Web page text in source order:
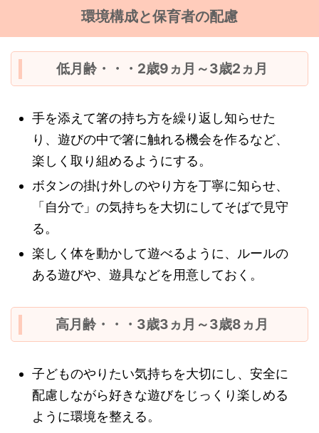
環境構成と保育者の配慮
低月齢・・・2歳9ヵ月～3歳2ヵ月
手を添えて箸の持ち方を繰り返し知らせた
り、遊びの中で箸に触れる機会を作るなど、
楽しく取り組めるようにする。
ボタンの掛け外しのやり方を丁寧に知らせ、
「自分で」の気持ちを大切にしてそばで見守
る。
楽しく体を動かして遊べるように、ルールの
ある遊びや、遊具などを用意しておく。
高月齢・・・3歳3ヵ月～3歳8ヵ月
子どものやりたい気持ちを大切にし、安全に
配慮しながら好きな遊びをじっくり楽しめる
ように環境を整える。